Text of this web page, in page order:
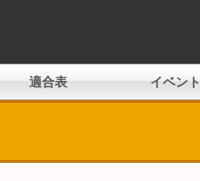
適合表 イベント